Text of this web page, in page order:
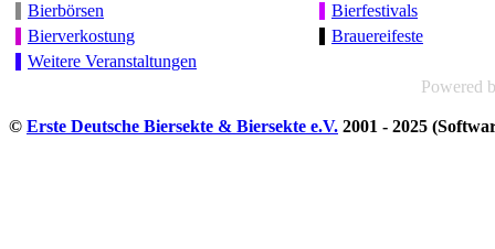
Bierbörsen
Bierfestivals
Bierverkostung
Brauereifeste
Weitere Veranstaltungen
Powered
© Erste Deutsche Biersekte & Biersekte e.V. 2001 - 2025